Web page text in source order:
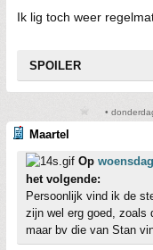
Ik lig toch weer
SPOILER
•
Maartel
Op
het volgende:
Persoonlijk vind ik de
zijn wel erg goed, zoals
maar bv die van Stan